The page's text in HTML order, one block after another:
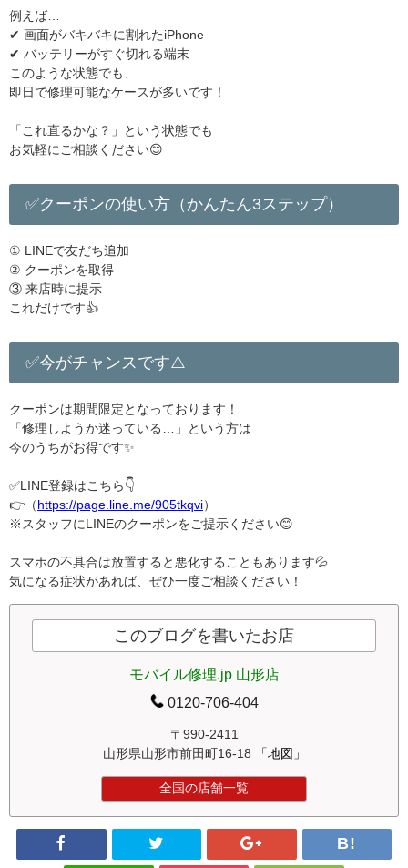
例えば…
✔ 画面がバキバキに割れたiPhone
✔ バッテリーがすぐ切れる端末
このような状態でも、
即日で修理可能なケースが多いです！
「これ直るかな？」という状態でも
お気軽にご相談ください😊
✅クーポンの使い方（かんたん3ステップ）
① LINEで友だち追加
② クーポンを取得
③ 来店時に提示
これだけです👍
✅今がチャンスです⚠️
クーポンは期間限定となっております！
「修理しようか迷っている…」という方は
今のうちがお得です✨
✅LINE登録はこちら👇
👉（ https://page.line.me/905tkqvi）
※スタッフにLINEのクーポンをご提示ください😊
スマホの不具合は放置すると悪化することもあります💦
気になる症状があれば、ぜひ一度ご相談ください！
このブログを書いたお店
モバイル修理.jp 山形店
0120-706-404
〒990-2411
山形県山形市前田町16-18
「地図」
全国の店舗一覧